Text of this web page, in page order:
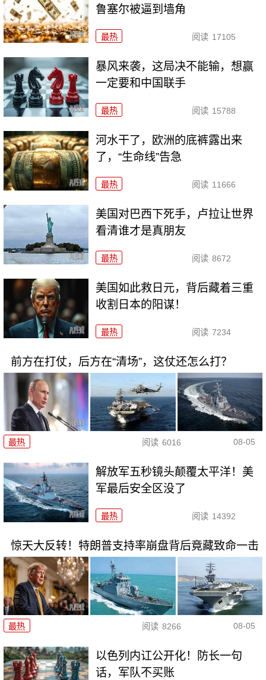
鲁塞尔被逼到墙角
最热 阅读 17105
暴风来袭，这局决不能输，想赢
一定要和中国联手
最热 阅读 15788
河水干了，欧洲的底裤露出来
了，“生命线”告急
最热 阅读 11666
美国对巴西下死手，卢拉让世界
看清谁才是真朋友
最热 阅读 8672
美国如此救日元，背后藏着三重
收割日本的阳谋！
最热 阅读 7234
前方在打仗，后方在“清场”，这仗还怎么打？
最热 阅读 6016 08-05
解放军五秒镜头颠覆太平洋！美
军最后安全区没了
最热 阅读 14392
惊天大反转！特朗普支持率崩盘背后竟藏致命一击
最热 阅读 8266 08-05
以色列内讧公开化！防长一句
话，军队不买账